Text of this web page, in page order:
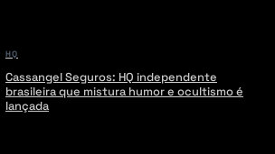
HQ
Cassangel Seguros: HQ independente
brasileira que mistura humor e ocultismo é
lançada